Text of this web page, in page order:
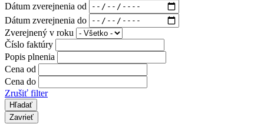
Dátum zverejnenia od
Dátum zverejnenia do
Zverejnený v roku
Číslo faktúry
Popis plnenia
Cena od
Cena do
Zrušiť filter
Zavrieť